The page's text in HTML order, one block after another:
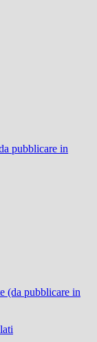
pubblicare in
(da pubblicare in